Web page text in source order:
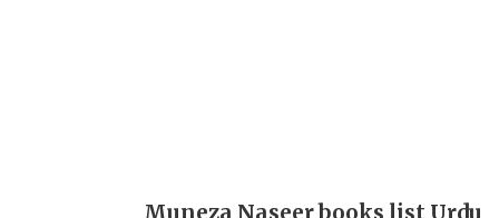
Muneza Naseer books list Urdu